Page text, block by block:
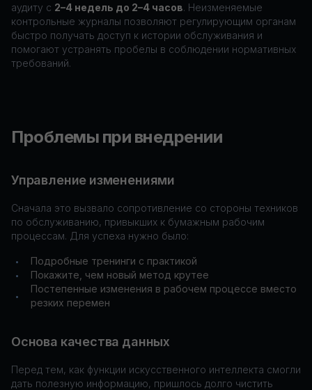
аудиту с 2–4 недель до 2–4 часов. Неизменяемые
контрольные журналы позволяют регулирующим органам
быстро получать доступ к истории обслуживания и
помогают устранять пробелы в соблюдении нормативных
требований.
Проблемы при внедрении
Управление изменениями
Сначала это вызвало сопротивление со стороны техников
по обслуживанию, привыкших к бумажным рабочим
процессам. Для успеха нужно было:
• Подробные тренинги с практикой
• Покажите, чем новый метод крутее
•
Постепенные изменения в рабочем процессе вместо
резких перемен
Основа качества данных
Перед тем, как функции искусственного интеллекта смогли
дать полезную информацию, пришлось долго чистить